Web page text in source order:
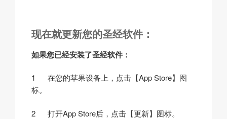
现在就更新您的圣经软件：
如果您已经安装了圣经软件：
1 在您的苹果设备上，点击【App Store】图
标。
2 打开App Store后，点击【更新】图标。